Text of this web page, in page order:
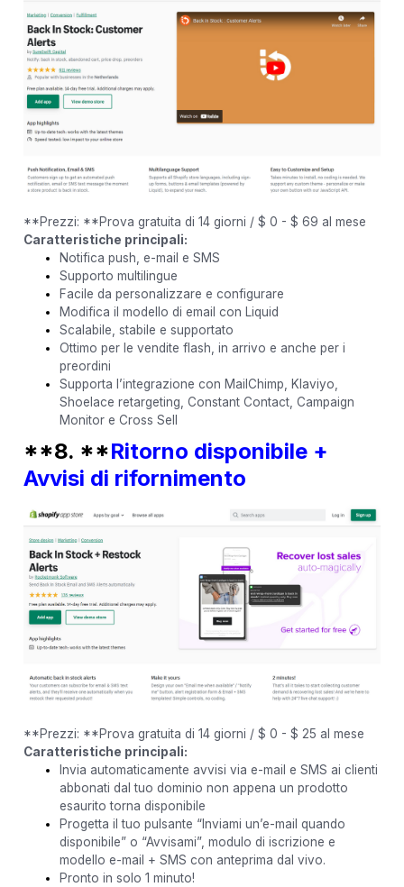
**Prezzi: **Prova gratuita di 14 giorni / $ 0 - $ 69 al mese
Caratteristiche principali:
Notifica push, e-mail e SMS
Supporto multilingue
Facile da personalizzare e configurare
Modifica il modello di email con Liquid
Scalabile, stabile e supportato
Ottimo per le vendite flash, in arrivo e anche per i
preordini
Supporta l’integrazione con MailChimp, Klaviyo,
Shoelace retargeting, Constant Contact, Campaign
Monitor e Cross Sell
**8. **Ritorno disponibile +
Avvisi di rifornimento
**Prezzi: **Prova gratuita di 14 giorni / $ 0 - $ 25 al mese
Caratteristiche principali:
Invia automaticamente avvisi via e-mail e SMS ai clienti
abbonati dal tuo dominio non appena un prodotto
esaurito torna disponibile
Progetta il tuo pulsante “Inviami un’e-mail quando
disponibile” o “Avvisami”, modulo di iscrizione e
modello e-mail + SMS con anteprima dal vivo.
Pronto in solo 1 minuto!